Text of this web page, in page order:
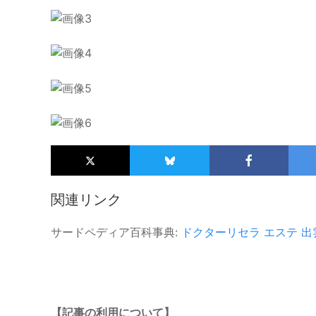
関連リンク
サードペディア百科事典: ドクターリセラ エステ 出
【記事の利用について】